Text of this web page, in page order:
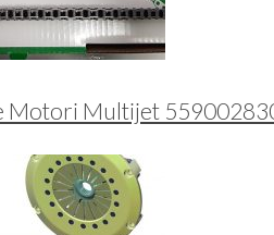
Motori Multijet